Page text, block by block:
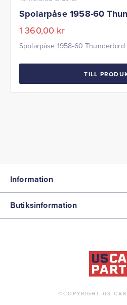
Spolarpåse 1958-60
1 360,00 kr
Spolarpåse 1958-60 Thunderbird
TILL
Information
Butiksinformation
©COPYRIGHT US